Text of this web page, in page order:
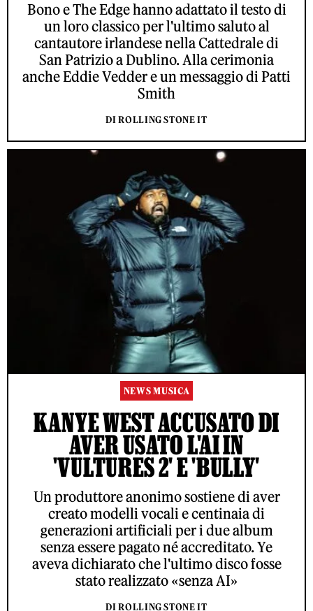
Bono e The Edge hanno adattato il testo di
un loro classico per l'ultimo saluto al
cantautore irlandese nella Cattedrale di
San Patrizio a Dublino. Alla cerimonia
anche Eddie Vedder e un messaggio di Patti
Smith
DI ROLLING STONE IT
NEWS MUSICA
KANYE WEST ACCUSATO DI
AVER USATO L'AI IN
'VULTURES 2' E 'BULLY'
Un produttore anonimo sostiene di aver
creato modelli vocali e centinaia di
generazioni artificiali per i due album
senza essere pagato né accreditato. Ye
aveva dichiarato che l'ultimo disco fosse
stato realizzato «senza AI»
DI ROLLING STONE IT